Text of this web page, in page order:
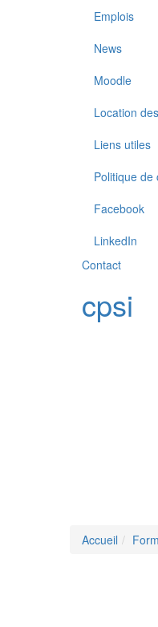
Emplois
News
Moodle
Location
Liens utiles
Politique de
Facebook
LinkedIn
Contact
cpsi
Accueil